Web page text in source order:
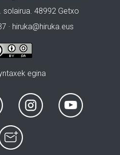
solairua. 48992 Getxo
· hiruka@hiruka.eus
egina